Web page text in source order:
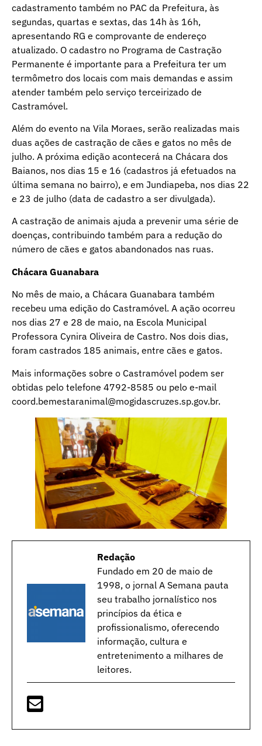
cadastramento também no PAC da Prefeitura, às
segundas, quartas e sextas, das 14h às 16h,
apresentando RG e comprovante de endereço
atualizado. O cadastro no Programa de Castração
Permanente é importante para a Prefeitura ter um
termômetro dos locais com mais demandas e assim
atender também pelo serviço terceirizado de
Castramóvel.
Além do evento na Vila Moraes, serão realizadas mais
duas ações de castração de cães e gatos no mês de
julho. A próxima edição acontecerá na Chácara dos
Baianos, nos dias 15 e 16 (cadastros já efetuados na
última semana no bairro), e em Jundiapeba, nos dias 22
e 23 de julho (data de cadastro a ser divulgada).
A castração de animais ajuda a prevenir uma série de
doenças, contribuindo também para a redução do
número de cães e gatos abandonados nas ruas.
Chácara Guanabara
No mês de maio, a Chácara Guanabara também
recebeu uma edição do Castramóvel. A ação ocorreu
nos dias 27 e 28 de maio, na Escola Municipal
Professora Cynira Oliveira de Castro. Nos dois dias,
foram castrados 185 animais, entre cães e gatos.
Mais informações sobre o Castramóvel podem ser
obtidas pelo telefone 4792-8585 ou pelo e-mail
coord.bemestaranimal@mogidascruzes.sp.gov.br.
Redação
Fundado em 20 de maio de
1998, o jornal A Semana pauta
seu trabalho jornalístico nos
princípios da ética e
profissionalismo, oferecendo
informação, cultura e
entretenimento a milhares de
leitores.